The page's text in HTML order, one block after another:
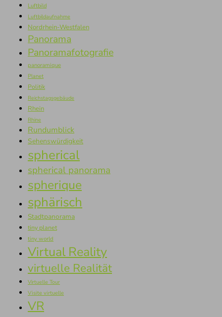
Luftbild
Luftbildaufnahme
Nordrhein-Westfalen
Panorama
Panoramafotografie
panoramique
Planet
Politik
Reichstagsgebäude
Rhein
Rhine
Rundumblick
Sehenswürdigkeit
spherical
spherical panorama
spherique
sphärisch
Stadtpanorama
tiny planet
tiny world
Virtual Reality
virtuelle Realität
Virtuelle Tour
Visite virtuelle
VR